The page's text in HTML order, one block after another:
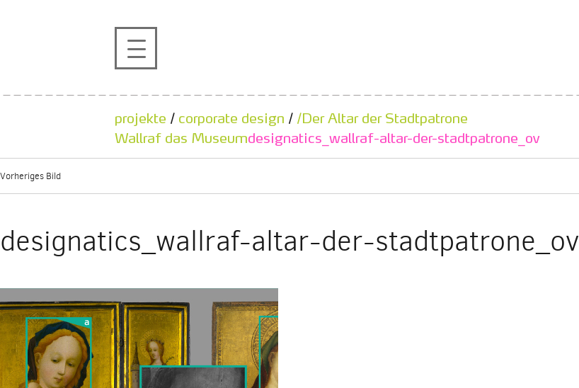
profil
kontakt
de | en
projekte / corporate design / /Der Altar der Stadtpatrone
Wallraf das Museumdesignatics_wallraf-altar-der-stadtpatrone_ov
Vorheriges Bild
designatics_wallraf-altar-der-stadtpatrone_ov